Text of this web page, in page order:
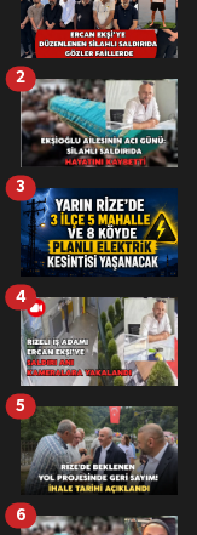
2
3
4
5
6